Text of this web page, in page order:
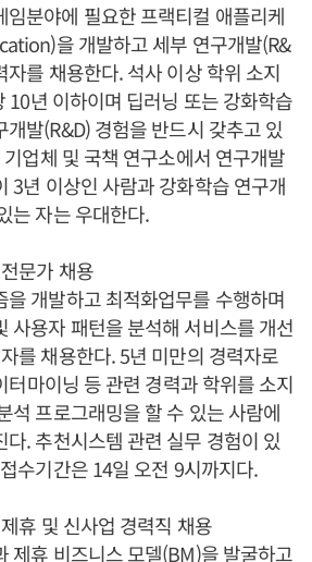
임분야에 필요한 프랙티컬 애플리케
을 개발하고 세부 연구개발(R&
자를 채용한다. 석사 이상 학위 소지
10년 이하이며 딥러닝 또는 강화학습
발(R&D) 경험을 반드시 갖추고 있
업체 및 국책 연구소에서 연구개발
3년 이상인 사람과 강화학습 연구개
는 자는 우대한다.
문가 채용
을 개발하고 최적화업무를 수행하며
사용자 패턴을 분석해 서비스를 개선
를 채용한다. 5년 미만의 경력자로
터마이닝 등 관련 경력과 학위를 소지
석 프로그래밍을 할 수 있는 사람에
. 추천시스템 관련 실무 경험이 있
수기간은 14일 오전 9시까지다.
휴 및 신사업 경력직 채용
제휴 비즈니스 모델(BM)을 발굴하고